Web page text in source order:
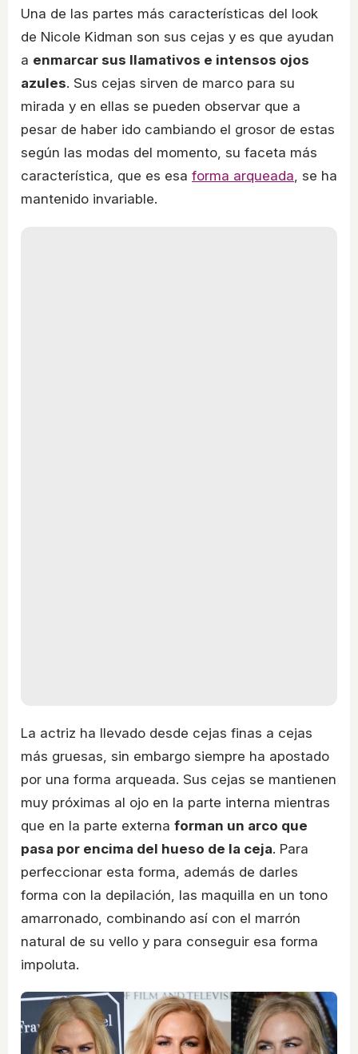
Una de las partes más características del look
de Nicole Kidman son sus cejas y es que ayudan
a enmarcar sus llamativos e intensos ojos
azules. Sus cejas sirven de marco para su
mirada y en ellas se pueden observar que a
pesar de haber ido cambiando el grosor de estas
según las modas del momento, su faceta más
característica, que es esa forma arqueada , se ha
mantenido invariable.
La actriz ha llevado desde cejas finas a cejas
más gruesas, sin embargo siempre ha apostado
por una forma arqueada. Sus cejas se mantienen
muy próximas al ojo en la parte interna mientras
que en la parte externa forman un arco que
pasa por encima del hueso de la ceja. Para
perfeccionar esta forma, además de darles
forma con la depilación, las maquilla en un tono
amarronado, combinando así con el marrón
natural de su vello y para conseguir esa forma
impoluta.